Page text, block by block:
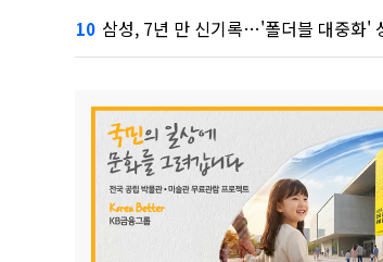
10 삼성, 7년 만 신기록…'폴더블 대중화'